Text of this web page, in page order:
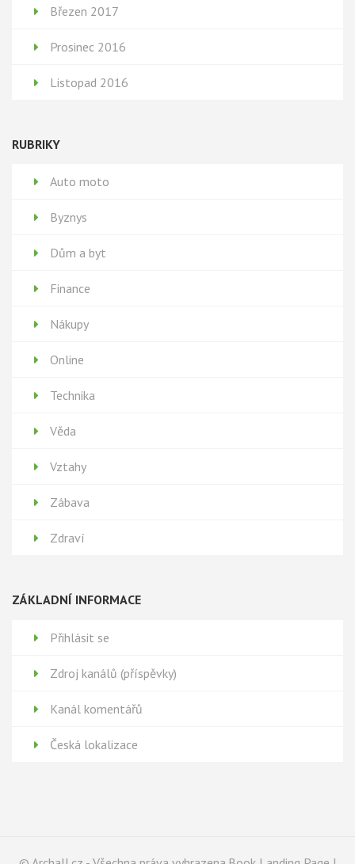
Březen 2017
Prosinec 2016
Listopad 2016
RUBRIKY
Auto moto
Byznys
Dům a byt
Finance
Nákupy
Online
Technika
Věda
Vztahy
Zábava
Zdraví
ZÁKLADNÍ INFORMACE
Přihlásit se
Zdroj kanálů (příspěvky)
Kanál komentářů
Česká lokalizace